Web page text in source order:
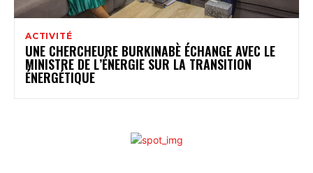
ACTIVITÉ
UNE CHERCHEURE BURKINABÈ ÉCHANGE AVEC LE
MINISTRE DE L’ÉNERGIE SUR LA TRANSITION
ÉNERGÉTIQUE